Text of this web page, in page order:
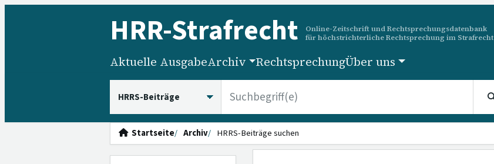
HRR-Strafrecht
Online-Zeitschrift und Rechtsprechungsdatenbank
für höchstrichterliche Rechtsprechung im Strafrecht
Aktuelle AusgabeArchiv RechtsprechungÜber uns
Startseite Archiv HRRS-Beiträge suchen